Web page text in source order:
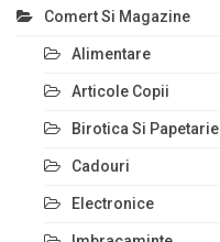
Comert Si Magazine
Alimentare
Articole Copii
Birotica Si Papetarie
Cadouri
Electronice